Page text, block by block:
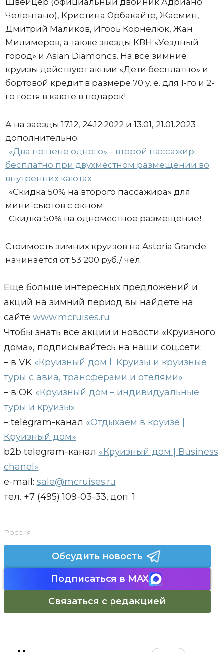
Швейцер (официальный двойник Адриано
Челентано), Кристина Орбакайте, Жасмин,
Дмитрий Маликов, Игорь Корнелюк, Жан
Милимеров, а также звезды КВН «Уездный
город» и Asian Diamonds. На все зимние
круизы действуют акции «Дети бесплатно» и
бортовой кредит в размере 70 у. е. для 1-го и 2-
го гостя в каюте в подарок!
А на заезды 17.12, 24.12.2022 и 13.01, 21.01.2023
дополнительно:
· «Два по цене одного» – второй пассажир
бесплатно при двухместном размещении во
внутренних каютах
· «Скидка 50% на второго пассажира» для
мини-сьютов с окном
· Скидка 50% на одноместное размещение!
Стоимость зимних круизов на Astoria Grande
начинается от 53 200 руб./ чел.
Еще больше интересных предложений и
акций на зимний период вы найдете на
сайте www.mcruises.ru
Чтобы знать все акции и новости «Круизного
дома», подписывайтесь на наши соц.сети:
– в VK «Круизный дом l Круизы и круизные
туры с авиа, трансферами и отелями»
– в OK «Круизный дом – индивидуальные
туры и круизы»
– telegram-канал «Отдыхаем в круизе |
Круизный дом»
b2b telegram-канал «Круизный дом | Business
chanel»
e-mail: sale@mcruises.ru
тел. +7 (495) 109-03-33, доп. 1
Россия
Обсудить новость
Подписаться в MAX
Связаться с редакцией